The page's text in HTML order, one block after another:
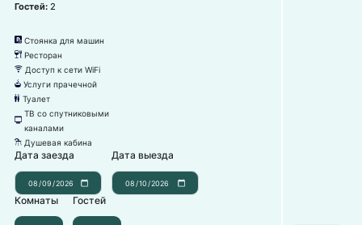
Гостей: 2
냧 Стоянка для машин
뎃 Ресторан
뀄 Доступ к сети WiFi
뀧 Услуги прачечной
댃 Туалет
넎
ТВ со спутниковыми
каналами
댴 Душевая кабина
Дата заезда Дата выезда
Комнаты Гостей